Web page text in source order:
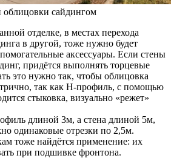
облицовки сайдингом
отделке, в местах перехода
в другой, тоже нужно будет
аксессуары. Если стены
придётся выполнять торцевые
это нужно так, чтобы облицовка
так как H-профиль, с помощью
стыковка, визуально «режет»
длиной 3м, а стена длиной 5м,
одинаковые отрезки по 2,5м.
тоже найдётся применение: их
при подшивке фронтона.